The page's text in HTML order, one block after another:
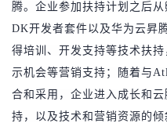
腾。企业参加扶持计划之后
DK开发者套件以及华为云昇
得培训、开发支持等技术扶
示机会等营销支持；随着与
合和采用，企业进入成长和
持，以及技术和营销资源的